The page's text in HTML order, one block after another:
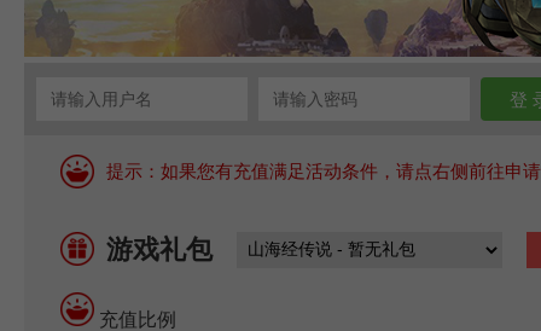
提示：如果您有充值满足活动条件，请点右侧前往申
游戏礼包
充值比例